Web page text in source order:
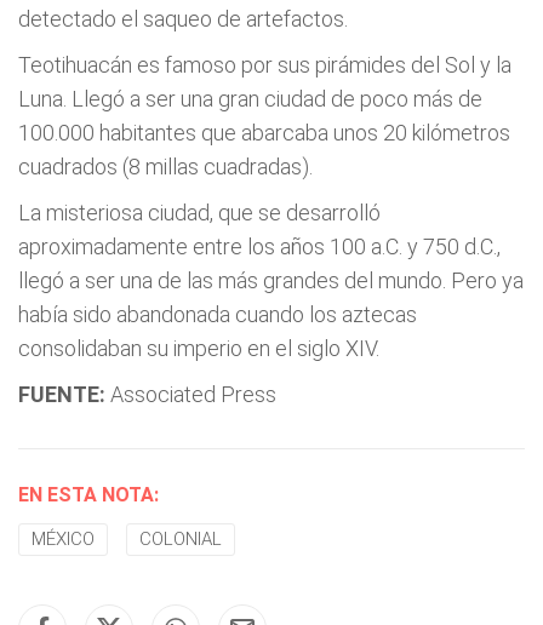
detectado el saqueo de artefactos.
Teotihuacán es famoso por sus pirámides del Sol y la
Luna. Llegó a ser una gran ciudad de poco más de
100.000 habitantes que abarcaba unos 20 kilómetros
cuadrados (8 millas cuadradas).
La misteriosa ciudad, que se desarrolló
aproximadamente entre los años 100 a.C. y 750 d.C.,
llegó a ser una de las más grandes del mundo. Pero ya
había sido abandonada cuando los aztecas
consolidaban su imperio en el siglo XIV.
FUENTE: Associated Press
EN ESTA NOTA:
MÉXICO COLONIAL